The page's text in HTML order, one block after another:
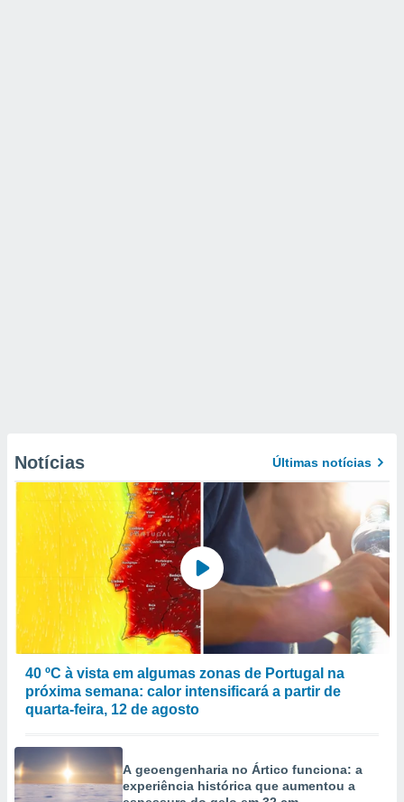
Notícias Últimas notícias
40 ºC à vista em algumas zonas de Portugal na
próxima semana: calor intensificará a partir de
quarta-feira, 12 de agosto
A geoengenharia no Ártico funciona: a
experiência histórica que aumentou a